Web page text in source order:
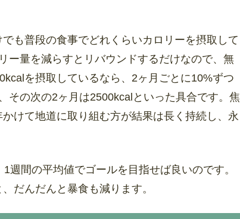
も普段の食事でどれくらいカロリーを摂取して
ー量を減らすとリバウンドするだけなので、無
を摂取しているなら、2ヶ月ごとに10%ずつ
その次の2ヶ月は2500kcalといった具合です。焦
けて地道に取り組む方が結果は長く持続し、永
週間の平均値でゴールを目指せば良いのです。
だんだんと暴食も減ります。